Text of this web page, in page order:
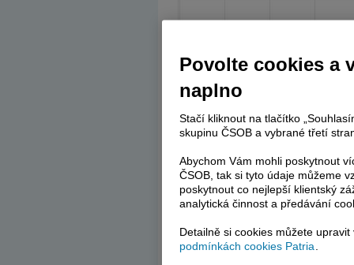
Povolte cookies a
naplno
Stačí kliknout na tlačítko
skupinu ČSOB a vybrané třetí
Abychom Vám mohli poskytnout
ČSOB, tak si tyto údaje můžeme
poskytnout co nejlepší klientský
analytická činnost a předávání
Detailně si cookies můžete
podmínkách cookies Patria.